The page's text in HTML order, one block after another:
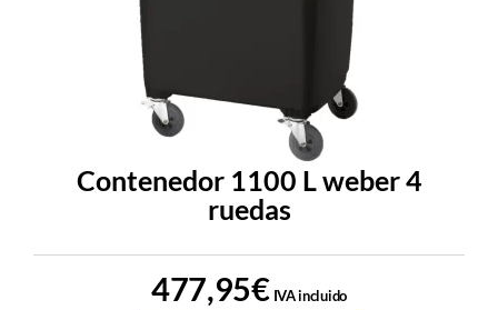
Contenedor 1100 L weber 4
ruedas
477,95€IVA incluido